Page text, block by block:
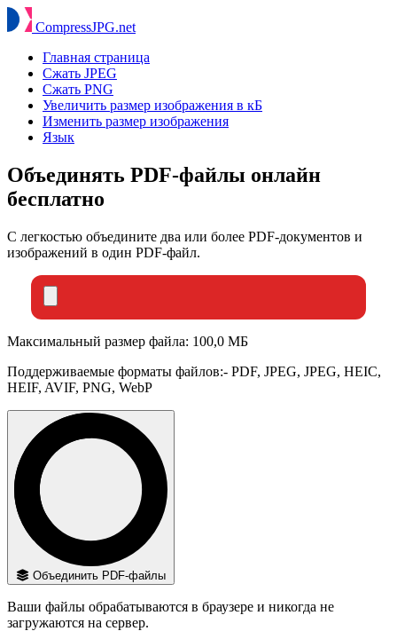
CompressJPG.net
Главная страница
Сжать JPEG
Сжать PNG
Увеличить размер изображения в кБ
Изменить размер изображения
Язык
Объединять PDF-файлы онлайн
бесплатно
С легкостью объедините два или более PDF-документов и
изображений в один PDF-файл.
Максимальный размер файла: 100,0 МБ
Поддерживаемые форматы файлов:- PDF, JPEG, JPEG, HEIC,
HEIF, AVIF, PNG, WebP
Объединить PDF-файлы
Ваши файлы обрабатываются в браузере и никогда не
загружаются на сервер.